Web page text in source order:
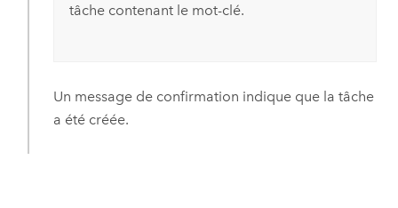
tâche contenant le mot-clé.
Un message de confirmation indique que la tâche
a été créée.